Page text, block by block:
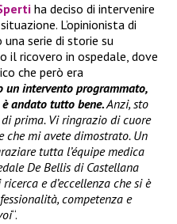
ha deciso di intervenire
L’opinionista di
una serie di storie su
il ricovero in ospedale, dove
che però era
un intervento programmato,
è andato tutto bene.Anzi, sto
prima. Vi ringrazio di cuore
mi avete dimostrato. Un
tutta l’équipe medica
De Bellis di Castellana
e d’eccellenza che si è
competenza e
“.